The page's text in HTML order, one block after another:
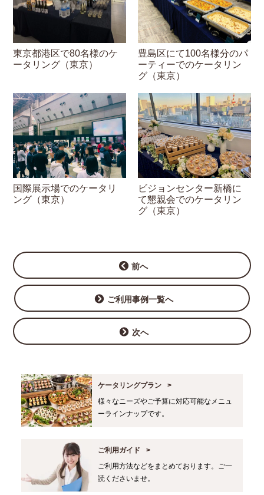
東京都港区で80名様のケ
ータリング（東京）
豊島区にて100名様分のパ
ーティーでのケータリン
グ（東京）
国際展示場でのケータリ
ング（東京）
ビジョンセンター新橋に
て懇親会でのケータリン
グ（東京）
前へ
ご利用事例一覧へ
次へ
ケータリングプラン
様々なニーズやご予算に対応可能なメニュ
ーラインナップです。
ご利用ガイド
ご利用方法などをまとめております。ご一
読くださいませ。